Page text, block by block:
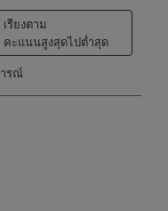
เรียงตาม
คะแนนสูงสุดไปต่ำสุด
รณ์